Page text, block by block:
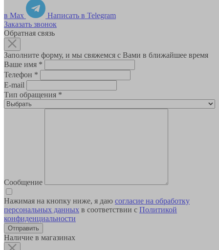
в Max
Написать в Telegram
Заказать звонок
Обратная связь
Заполните форму, и мы свяжемся с Вами в ближайшее время
Ваше имя *
Телефон *
E-mail
Тип обращения *
Сообщение
Нажимая на кнопку ниже, я даю согласие на обработку
персональных данных в соответствии с Политикой
конфиденциальности
Наличие в магазинах